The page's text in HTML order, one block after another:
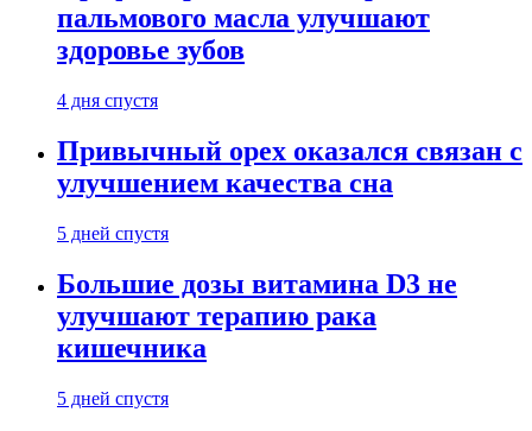
пальмового масла улучшают
здоровье зубов
4 дня спустя
Привычный орех оказался связан с
улучшением качества сна
5 дней спустя
Большие дозы витамина D3 не
улучшают терапию рака
кишечника
5 дней спустя